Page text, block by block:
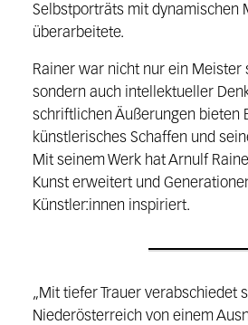
Selbstporträts mit dynamischen
überarbeitete.
Rainer war nicht nur ein Meister
sondern auch intellektueller
schriftlichen Äußerungen bieten
künstlerisches Schaffen und
Mit seinem Werk hat Arnulf
Kunst erweitert und
Künstler:innen inspiriert.
„Mit tiefer Trauer verabschiedet
Niederösterreich von einem